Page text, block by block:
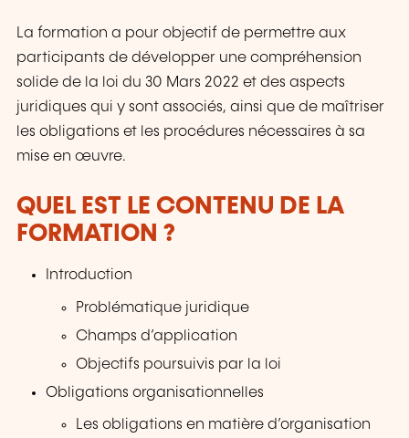
La formation a pour objectif de permettre aux
participants de développer une compréhension
solide de la loi du 30 Mars 2022 et des aspects
juridiques qui y sont associés, ainsi que de maîtriser
les obligations et les procédures nécessaires à sa
mise en œuvre.
QUEL EST LE CONTENU DE LA
FORMATION ?
Introduction
Problématique juridique
Champs d’application
Objectifs poursuivis par la loi
Obligations organisationnelles
Les obligations en matière d’organisation